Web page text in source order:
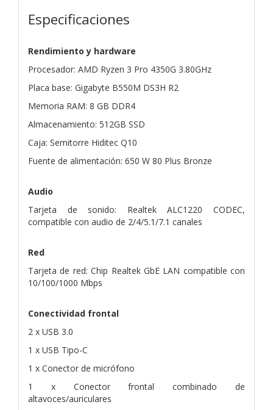
Especificaciones
Rendimiento y hardware
Procesador: AMD Ryzen 3 Pro 4350G 3.80GHz
Placa base: Gigabyte B550M DS3H R2
Memoria RAM: 8 GB DDR4
Almacenamiento: 512GB SSD
Caja: Semitorre Hiditec Q10
Fuente de alimentación: 650 W 80 Plus Bronze
Audio
Tarjeta de sonido: Realtek ALC1220 CODEC,
compatible con audio de 2/4/5.1/7.1 canales
Red
Tarjeta de red: Chip Realtek GbE LAN compatible con
10/100/1000 Mbps
Conectividad frontal
2 x USB 3.0
1 x USB Tipo-C
1 x Conector de micrófono
1 x Conector frontal combinado de
altavoces/auriculares